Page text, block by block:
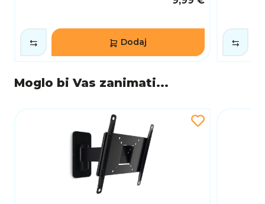
Dodaj
Moglo bi Vas zanimati...